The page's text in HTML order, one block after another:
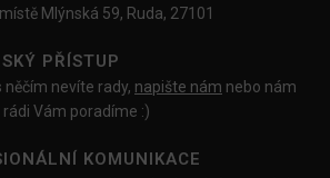
Mlýnská 59, Ruda, 27101
PŘÍSTUP
něčím nevíte rady, napište nám nebo nám
rádi Vám poradíme :)
KOMUNIKACE